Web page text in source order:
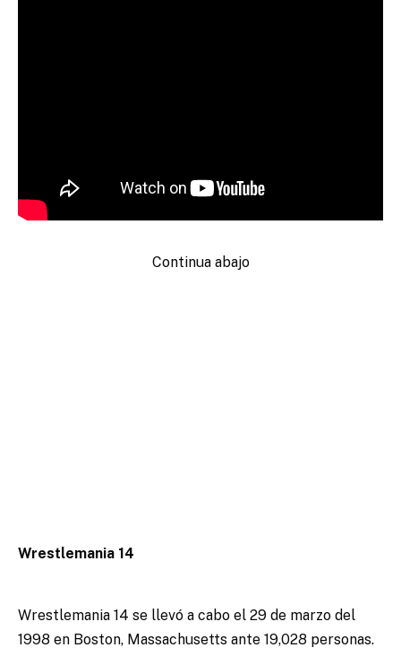
Continua abajo
Wrestlemania 14
Wrestlemania 14 se llevó a cabo el 29 de marzo del
1998 en Boston, Massachusetts ante 19,028 personas.